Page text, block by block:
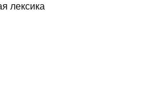
лексика